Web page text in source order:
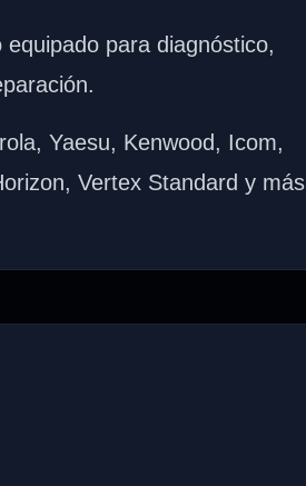
para diagnóstico,
Yaesu, Kenwood, Icom,
Vertex Standard y más